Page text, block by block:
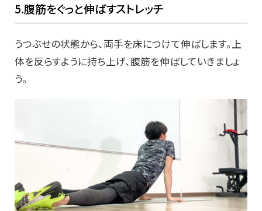
5.腹筋をぐっと伸ばすストレッチ
うつぶせの状態から、両手を床につけて伸ばします。上
体を反らすように持ち上げ、腹筋を伸ばしていきましょ
う。